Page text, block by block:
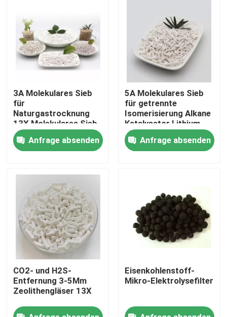
Zu Hause
Produkte
Videos
Über uns
Werksbesichtigung
Qualitätskontrolle
Kontakt mit uns
Bitte um ein Angebot
PSA-Molekularsiet
Molekulare Siebe Zeolith
3A Molekulares Sieb
für
Naturgastrocknung
13X Molekulares Sieb
Zeolith für
Sauerstoffkonzentrator
Anfrage absenden
5A Molekulares Sieb
für getrennte
Isomerisierung Alkane
Katalysator Lithium
Molekulares Sieb
Sauerstoff Mcm 22
Zeolith
Anfrage absenden
CO2- und H2S-
Entfernung 3-5Mm
Zeolithengläser 13X
Eisenkohlenstoff-
Mikro-Elektrolysefilter